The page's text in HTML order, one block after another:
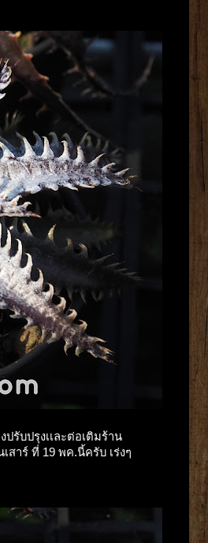
รับปรุงเเละต่อเติมร้าน
สาร์ ที่ 19 พค.นี้ครับ เร่งๆ